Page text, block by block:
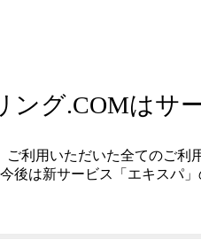
ング.COMはサ
ご利用いただいた全てのご利
今後は新サービス「エキスパ